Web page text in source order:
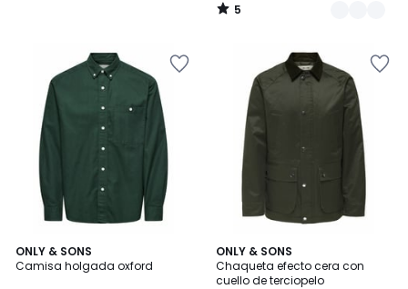
5
/
ONLY & SONS
Camisa holgada oxford
ONLY & SONS
Chaqueta efecto cera con
cuello de terciopelo
5
/
5